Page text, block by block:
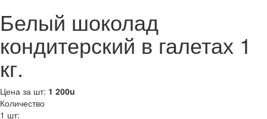
Белый шоколад
кондитерский в галетах 1
кг.
Цена за шт: 1 200u
Количество
1 шт: